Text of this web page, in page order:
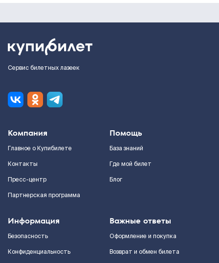
Сервис билетных лазеек
Компания
Главное о Купибилете
Контакты
Пресс-центр
Партнерская программа
Помощь
База знаний
Где мой билет
Блог
Информация
Безопасность
Конфиденциальность
Важные ответы
Оформление и покупка
Возврат и обмен билета